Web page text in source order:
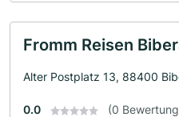
Fromm Reisen
Alter Postplatz 13, 88400
0.0 (0